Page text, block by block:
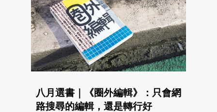
八月選書｜《圈外編輯》：只會網
路搜尋的編輯，還是轉行好